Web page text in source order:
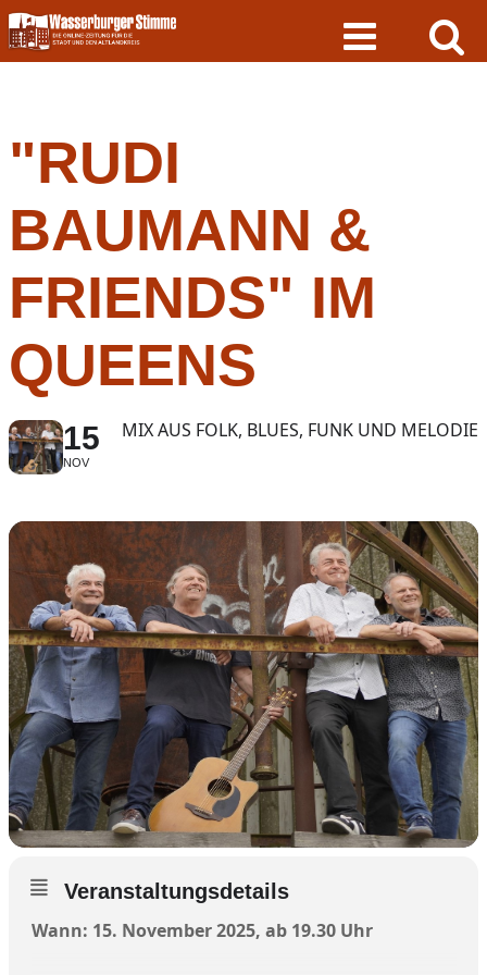
Skip
to
content
"RUDI
BAUMANN &
FRIENDS" IM
QUEENS
15
NOV
MIX AUS FOLK, BLUES, FUNK UND MELODIE
Veranstaltungsdetails
Wann: 15. November 2025, ab 19.30 Uhr